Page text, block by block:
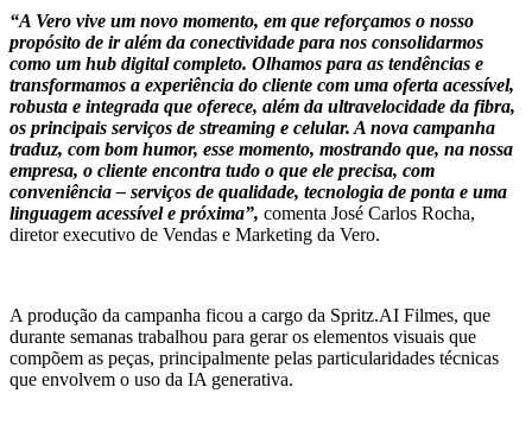
“A Vero vive um novo momento, em que reforçamos o nosso
propósito de ir além da conectividade para nos consolidarmos
como um hub digital completo. Olhamos para as tendências e
transformamos a experiência do cliente com uma oferta acessível,
robusta e integrada que oferece, além da ultravelocidade da fibra,
os principais serviços de streaming e celular. A nova campanha
traduz, com bom humor, esse momento, mostrando que, na nossa
empresa, o cliente encontra tudo o que ele precisa, com
conveniência – serviços de qualidade, tecnologia de ponta e uma
linguagem acessível e próxima”, comenta José Carlos Rocha,
diretor executivo de Vendas e Marketing da Vero.
A produção da campanha ficou a cargo da Spritz.AI Filmes, que
durante semanas trabalhou para gerar os elementos visuais que
compõem as peças, principalmente pelas particularidades técnicas
que envolvem o uso da IA generativa.